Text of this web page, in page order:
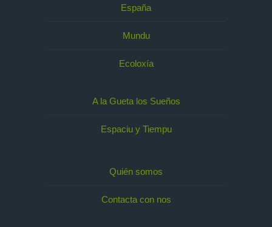
España
Mundu
Ecoloxía
A la Gueta los Sueños
Espaciu y Tiempu
Quién somos
Contacta con nos